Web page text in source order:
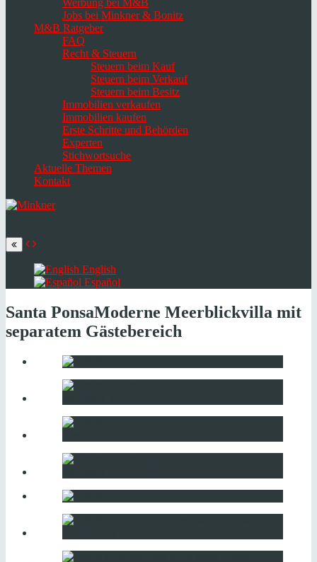
Werbung bei M&B
Jobs bei Minkner & Bonitz
M&B Ratgeber
FAQ
Recht & Steuern
Steuern beim Kauf
Steuern beim Verkauf
Steuern beim Besitz
Immobilien verkaufen
Immobilien kaufen
Erste Schritte und Behörden
Experten
Stichwortsuche
Aktuelle Themen
Kontakt
language
English
Español
Santa PonsaModerne Meerblickvilla mit
separatem Gästebereich